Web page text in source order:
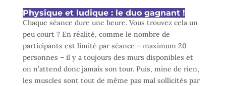
Physique et ludique : le duo gagnant !
Chaque séance dure une heure. Vous trouvez cela un
peu court ? En réalité, comme le nombre de
participants est limité par séance – maximum 20
personnes – il y a toujours des murs disponibles et
on n’attend donc jamais son tour. Puis, mine de rien,
les muscles sont tout de même pas mal sollicités par